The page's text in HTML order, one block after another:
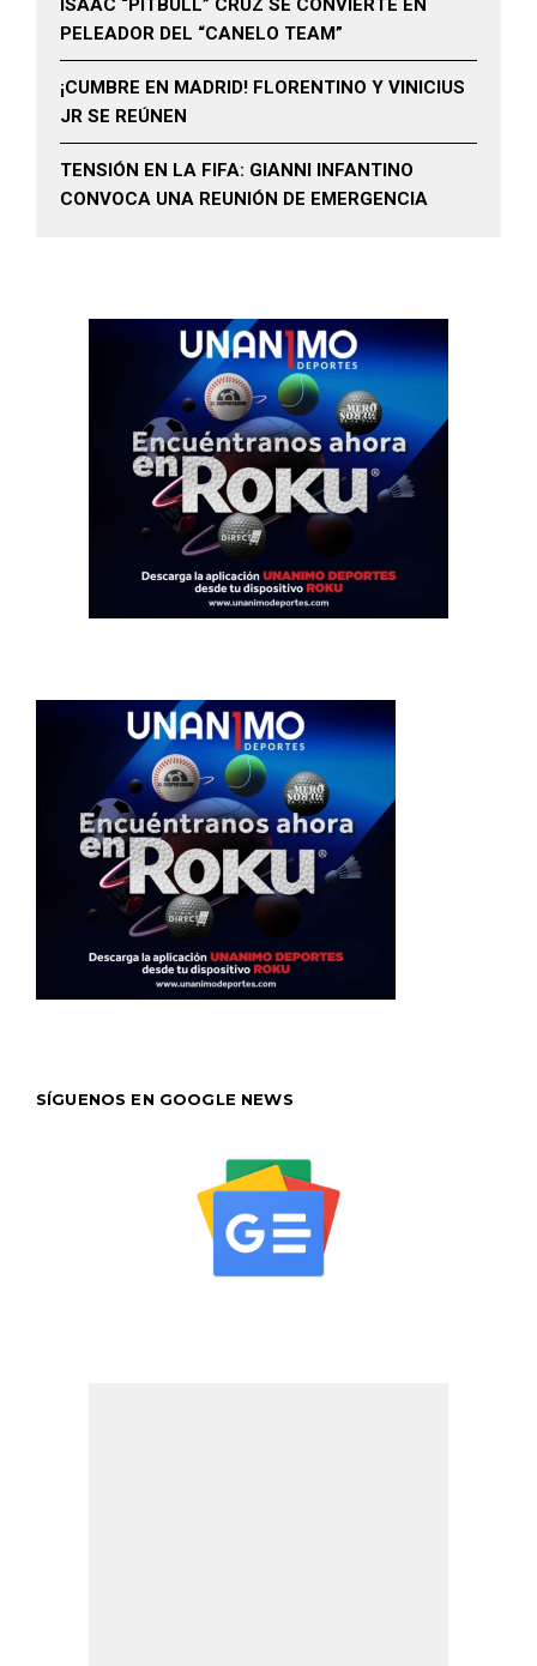
ISAAC “PITBULL” CRUZ SE CONVIERTE EN
PELEADOR DEL “CANELO TEAM”
¡CUMBRE EN MADRID! FLORENTINO Y VINICIUS
JR SE REÚNEN
TENSIÓN EN LA FIFA: GIANNI INFANTINO
CONVOCA UNA REUNIÓN DE EMERGENCIA
SÍGUENOS EN GOOGLE NEWS